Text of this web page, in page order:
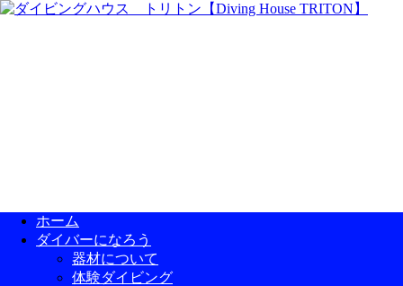
ホーム
ダイバーになろう
器材について
体験ダイビング